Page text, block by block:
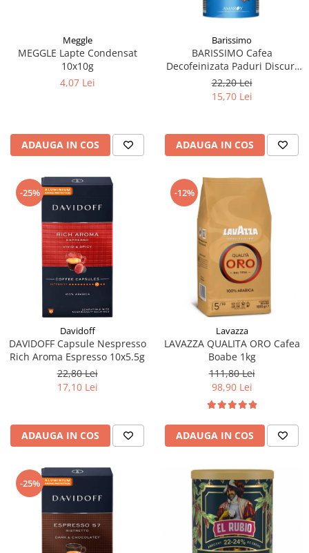
Meggle
MEGGLE Lapte Condensat
10x10g
4,07 Lei
ADAUGA IN COS
Barissimo
BARISSIMO Cafea
Decofeinizata Paduri Discuri
Senseo 62mm Monodoze
20buc - 140g
22,20 Lei
15,70 Lei
ADAUGA IN COS
-25%
Davidoff
DAVIDOFF Capsule Nespresso
Rich Aroma Espresso 10x5.5g
22,80 Lei
17,10 Lei
ADAUGA IN COS
-12%
Lavazza
LAVAZZA QUALITA ORO Cafea
Boabe 1kg
111,80 Lei
98,90 Lei
ADAUGA IN COS
-25%